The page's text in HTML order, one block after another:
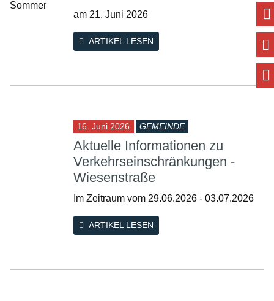
am 21. Juni 2026
ARTIKEL LESEN
16. Juni 2026 GEMEINDE
Aktuelle Informationen zu
Verkehrseinschränkungen -
Wiesenstraße
Im Zeitraum vom 29.06.2026 - 03.07.2026
ARTIKEL LESEN